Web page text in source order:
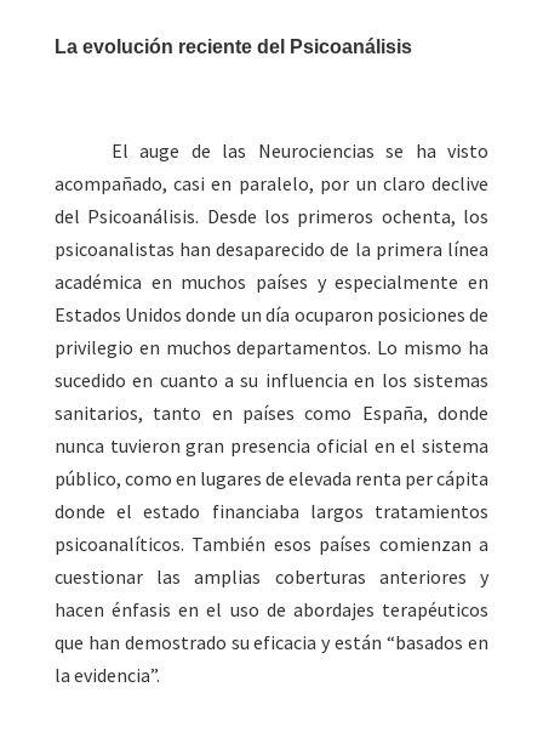
La evolución reciente del Psicoanálisis
El auge de las Neurociencias se ha visto
acompañado, casi en paralelo, por un claro declive
del Psicoanálisis. Desde los primeros ochenta, los
psicoanalistas han desaparecido de la primera línea
académica en muchos países y especialmente en
Estados Unidos donde un día ocuparon posiciones de
privilegio en muchos departamentos. Lo mismo ha
sucedido en cuanto a su influencia en los sistemas
sanitarios, tanto en países como España, donde
nunca tuvieron gran presencia oficial en el sistema
público, como en lugares de elevada renta per cápita
donde el estado financiaba largos tratamientos
psicoanalíticos. También esos países comienzan a
cuestionar las amplias coberturas anteriores y
hacen énfasis en el uso de abordajes terapéuticos
que han demostrado su eficacia y están “basados en
la evidencia”.